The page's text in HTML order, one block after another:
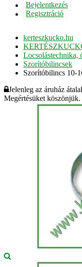
Bejelentkezés
Regisztráció
kerteszkucko.hu
Locsolástechnika,
Szorítóbilincsek
Szorítóbilincs 10-
Jelenleg az áruház
Megértésüket köszönjük.